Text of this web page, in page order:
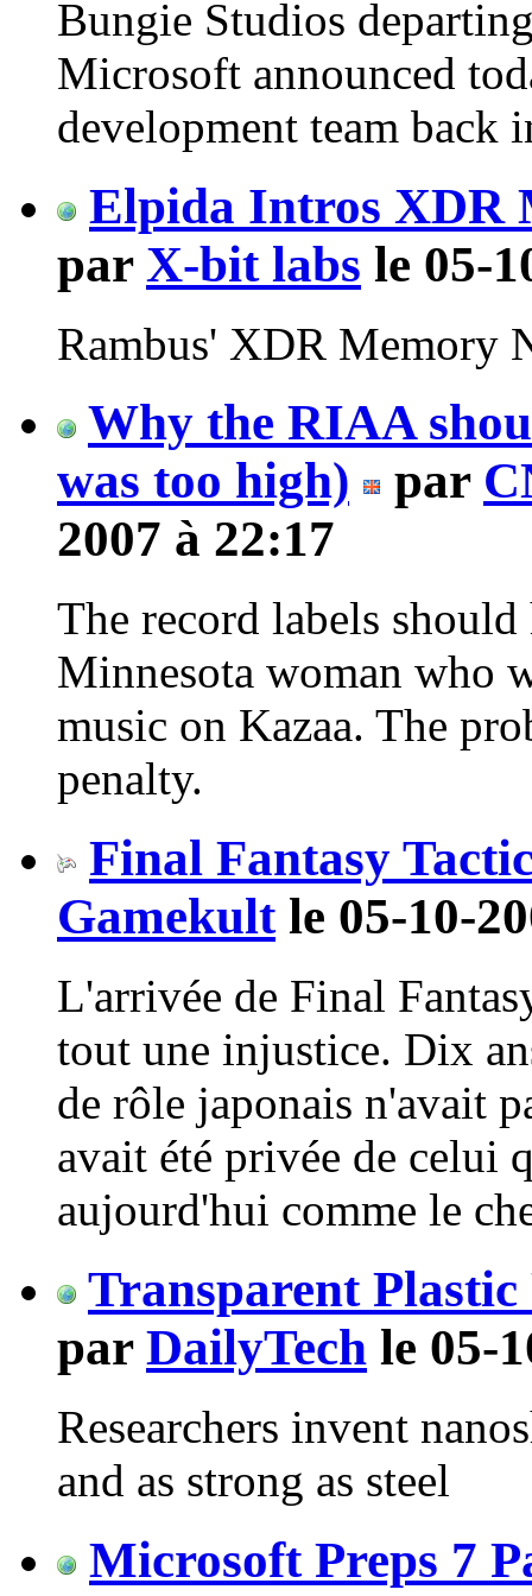
Bungie Studios
Microsoft announced
development team
Elpida Intros XDR
par X-bit labs le 05-
Rambus' XDR Memory
Why the RIAA
was too high)
par
2007 à 22:17
The record labels
Minnesota woman who
music on Kazaa. The
penalty.
Final Fantasy
Gamekultle 05-10-
L'arrivée de Final
tout une injustice. Dix
de rôle japonais n'avait
avait été privée de celui
aujourd'hui comme le
Transparent Plastic
par DailyTech le 05-
Researchers invent
and as strong as steel
Microsoft Preps 7